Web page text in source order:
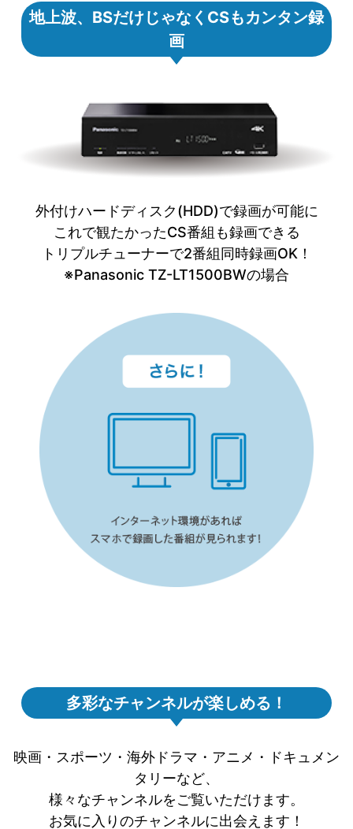
地上波、BSだけじゃなくCSもカンタン録
画
外付けハードディスク(HDD)で録画が可能に
これで観たかったCS番組も録画できる
トリプルチューナーで2番組同時録画OK！
※Panasonic TZ-LT1500BWの場合
多彩なチャンネルが楽しめる！
映画・スポーツ・海外ドラマ・アニメ・ドキュメン
タリーなど、
様々なチャンネルをご覧いただけます。
お気に入りのチャンネルに出会えます！